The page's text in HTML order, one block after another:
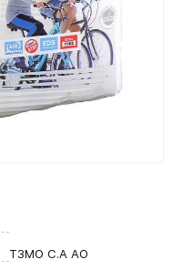
ТЗМО С.А АО